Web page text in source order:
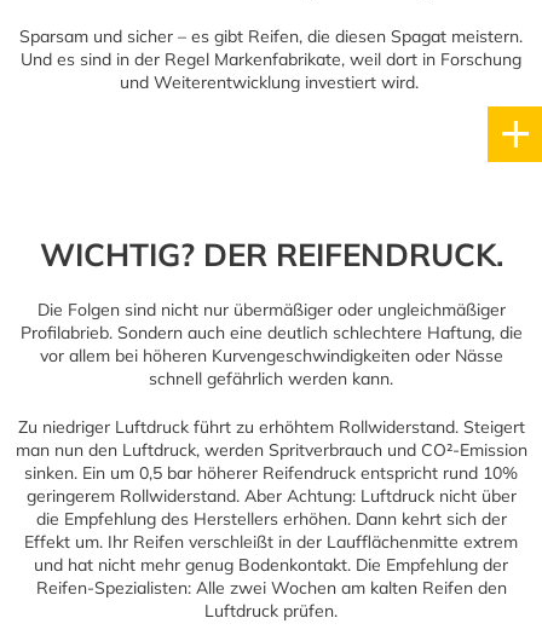
Sparsam und sicher – es gibt Reifen, die diesen Spagat meistern.
Und es sind in der Regel Markenfabrikate, weil dort in Forschung
und Weiterentwicklung investiert wird.
WICHTIG? DER REIFENDRUCK.
Die Folgen sind nicht nur übermäßiger oder ungleichmäßiger
Profilabrieb. Sondern auch eine deutlich schlechtere Haftung, die
vor allem bei höheren Kurvengeschwindigkeiten oder Nässe
schnell gefährlich werden kann.
Zu niedriger Luftdruck führt zu erhöhtem Rollwiderstand. Steigert
man nun den Luftdruck, werden Spritverbrauch und CO²-Emission
sinken. Ein um 0,5 bar höherer Reifendruck entspricht rund 10%
geringerem Rollwiderstand. Aber Achtung: Luftdruck nicht über
die Empfehlung des Herstellers erhöhen. Dann kehrt sich der
Effekt um. Ihr Reifen verschleißt in der Laufflächenmitte extrem
und hat nicht mehr genug Bodenkontakt. Die Empfehlung der
Reifen-Spezialisten: Alle zwei Wochen am kalten Reifen den
Luftdruck prüfen.